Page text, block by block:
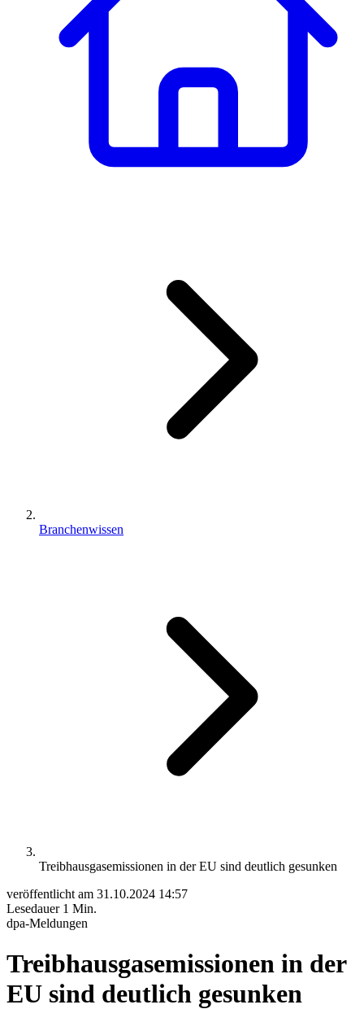
Branchenwissen
Treibhausgasemissionen in der EU sind deutlich gesunken
veröffentlicht am 31.10.2024 14:57
Lesedauer 1 Min.
dpa-Meldungen
Treibhausgasemissionen in der
EU sind deutlich gesunken